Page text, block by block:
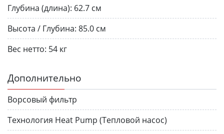
Глубина (длина): 62.7 см
Высота / Глубина: 85.0 см
Вес нетто: 54 кг
Дополнительно
Ворсовый фильтр
Технология Heat Pump (Тепловой насос)